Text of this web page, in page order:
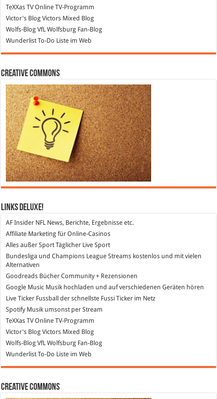
TeXXas TVOnline TV-Programm
Victor's Blog Victors Mixed Blog
Wolfs-Blog VfL Wolfsburg Fan-Blog
WunderlistTo-Do Liste im Web
Creative Commons
Links DeLuXe!
AF Insider NFL News, Berichte, Ergebnisse etc.
Affiliate Marketing für Online-Casinos
Alles außer Sport Täglicher Live Sport
Bundesliga und Champions League Streams kostenlos und mit vielen
Alternativen
Goodreads Bücher Community + Rezensionen
Google Music Musik hochladen und auf verschiedenen Geräten hören
Live Ticker Fussball der schnellste Fussi Ticker im Netz
SpotifyMusik umsonst per Stream
TeXXas TVOnline TV-Programm
Victor's Blog Victors Mixed Blog
Wolfs-Blog VfL Wolfsburg Fan-Blog
Wunderlist To-Do Liste im Web
Creative Commons